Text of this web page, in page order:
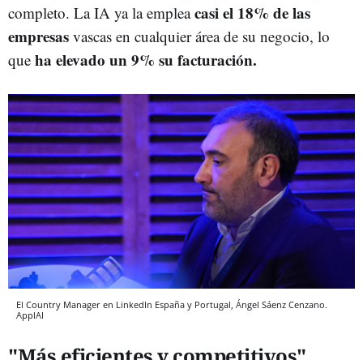
completo. La IA ya la empleacasi el 18% de las
empresas vascas en cualquier área de su negocio, lo
que ha elevado un 9% su facturación.
El Country Manager en LinkedIn España y Portugal, Ángel Sáenz Cenzano.
ApplAI